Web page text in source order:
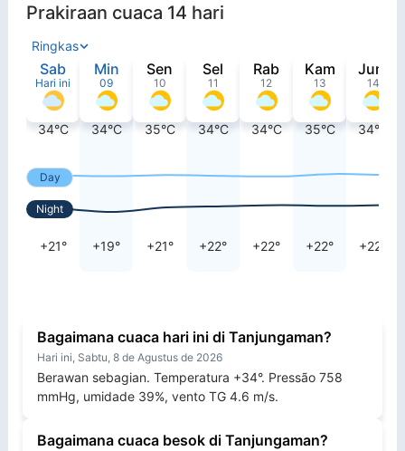
Prakiraan cuaca 14 hari
Ringkas
Sab
Hari ini
34°C
+21°
Min
09
34°C
+19°
Sen
10
35°C
+21°
Sel
11
34°C
+22°
Rab
12
34°C
+22°
Kam
13
35°C
+22°
Jum
14
34°C
+22°
Day
Night
Bagaimana cuaca hari ini di Tanjungaman?
Hari ini, Sabtu, 8 de Agustus de 2026
Berawan sebagian. Temperatura +34°. Pressão 758
mmHg, umidade 39%, vento TG 4.6 m/s.
Bagaimana cuaca besok di Tanjungaman?